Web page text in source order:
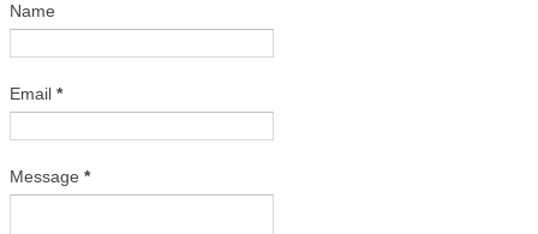
Name
Email *
Message *